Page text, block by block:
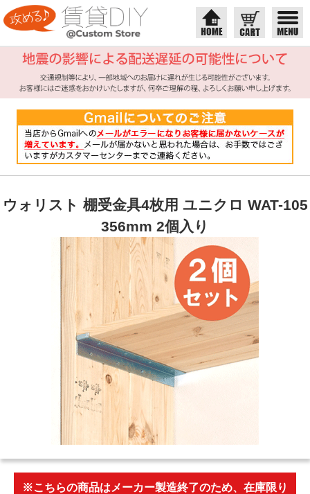
ウォリスト 棚受金具4枚用 ユニクロ WAT-105
356mm 2個入り
※こちらの商品はメーカー製造終了のため、在庫限り